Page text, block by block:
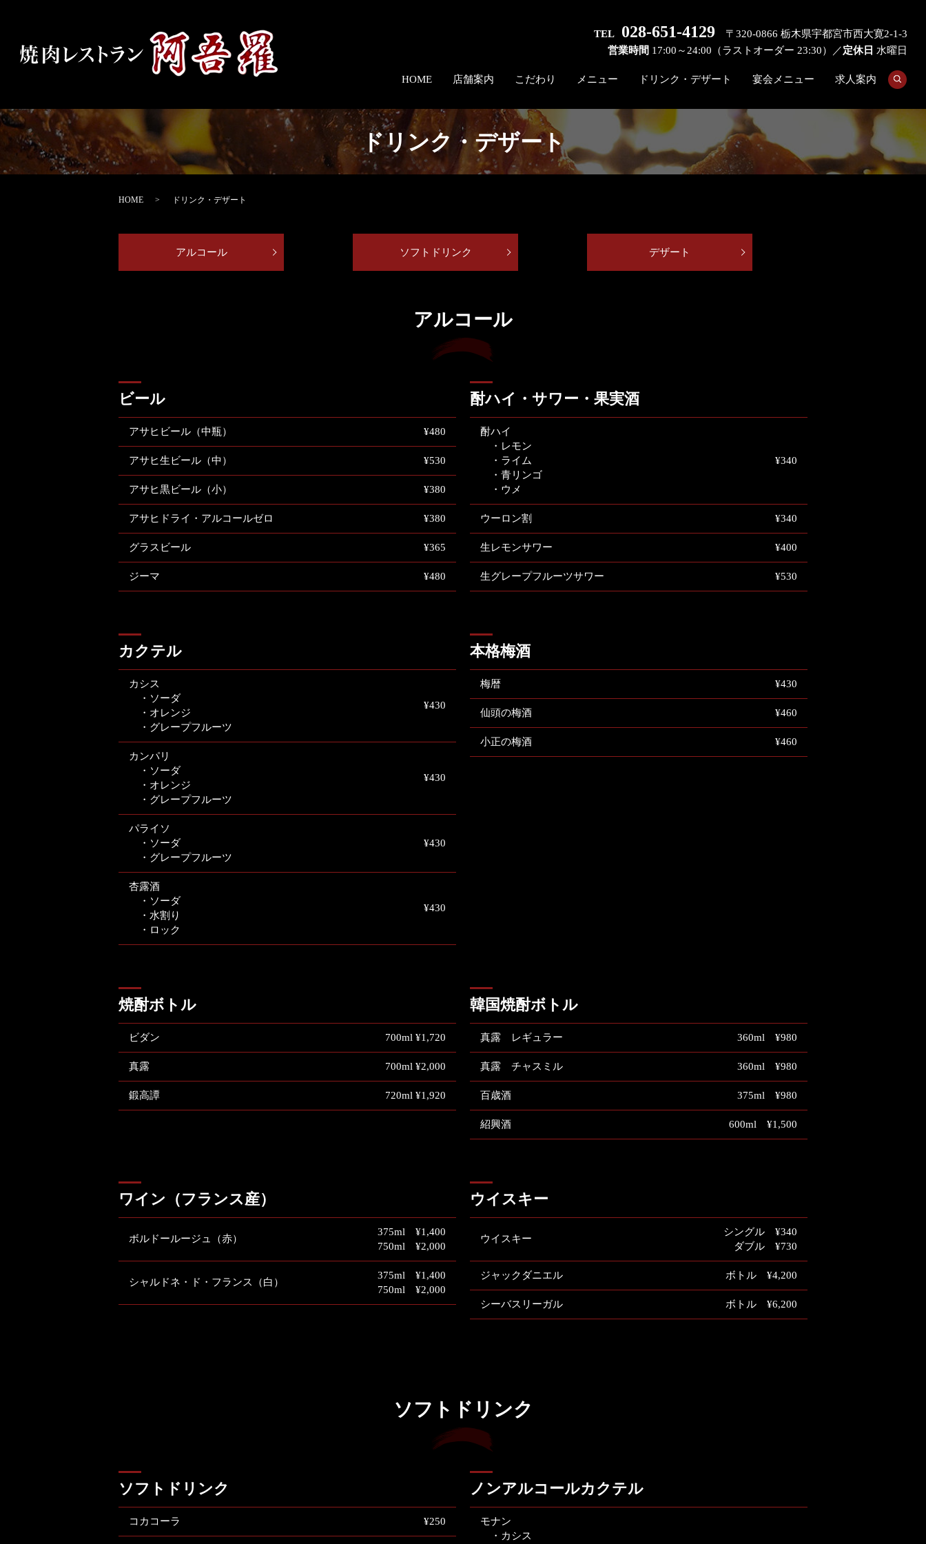
TEL 028-651-4129
〒320-0866 栃木県宇都宮市西大寛2-1-3
営業時間 17:00～24:00（ラストオーダー 23:30）／定休日 水曜日
HOME 店舗案内 こだわり メニュー ドリンク・デザート 宴会メニュー 求人案内 search
ドリンク・デザート
HOME ドリンク・デザート
アルコール ソフトドリンク デザート
アルコール
ビール
アサヒビール（中瓶） ¥480
アサヒ生ビール（中） ¥530
アサヒ黒ビール（小） ¥380
アサヒドライ・アルコールゼロ ¥380
グラスビール ¥365
ジーマ ¥480
酎ハイ・サワー・果実酒
酎ハイ
・レモン
・ライム
・青リンゴ
・ウメ
¥340
ウーロン割 ¥340
生レモンサワー ¥400
生グレープフルーツサワー ¥530
カクテル
カシス
・ソーダ
・オレンジ
・グレープフルーツ
¥430
カンパリ
・ソーダ
・オレンジ
・グレープフルーツ
¥430
パライソ
・ソーダ
・グレープフルーツ
¥430
杏露酒
・ソーダ
・水割り
・ロック
¥430
本格梅酒
梅暦 ¥430
仙頭の梅酒 ¥460
小正の梅酒 ¥460
焼酎ボトル
ビダン 700ml ¥1,720
真露 700ml ¥2,000
鍛高譚 720ml ¥1,920
韓国焼酎ボトル
真露 レギュラー 360ml ¥980
真露 チャスミル 360ml ¥980
百歳酒 375ml ¥980
紹興酒 600ml ¥1,500
ワイン（フランス産）
ボルドールージュ（赤）
375ml ¥1,400
750ml ¥2,000
シャルドネ・ド・フランス（白）
375ml ¥1,400
750ml ¥2,000
ウイスキー
ウイスキー
シングル ¥340
ダブル ¥730
ジャックダニエル ボトル ¥4,200
シーバスリーガル ボトル ¥6,200
ソフトドリンク
ソフトドリンク
コカコーラ ¥250
ノンアルコールカクテル
モナン
・カシス